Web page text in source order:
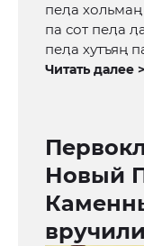
пеӆа
па сот пеӆа
пеӆа хутъяң
Читать далее >
Новый